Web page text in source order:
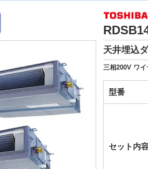
天井埋込
三相200V ワ
型番
セット内